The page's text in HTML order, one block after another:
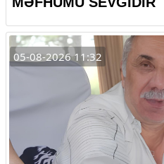
05-08-2026 11:32